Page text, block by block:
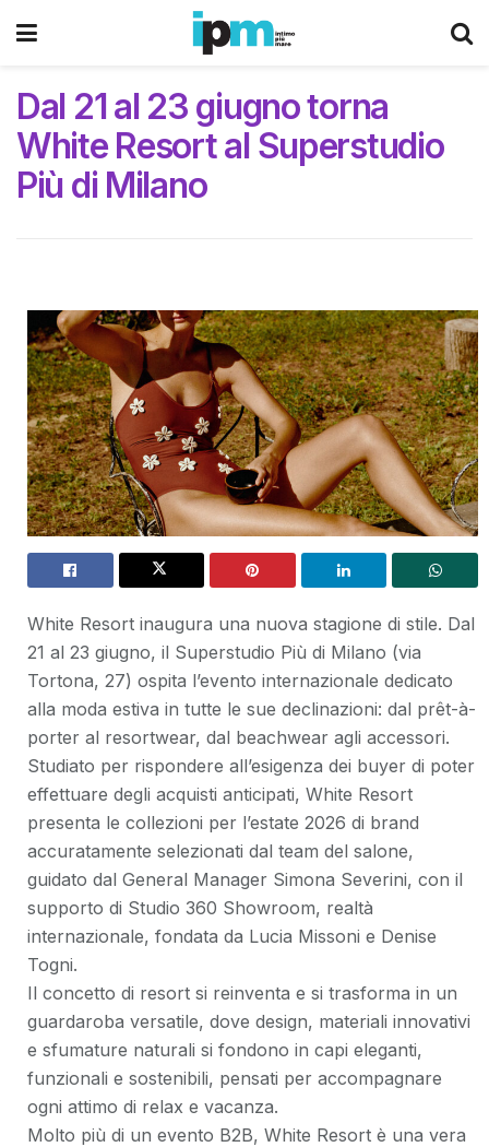
Dal 21 al 23 giugno torna
White Resort al Superstudio
Più di Milano
White Resort inaugura una nuova stagione di stile. Dal
21 al 23 giugno, il Superstudio Più di Milano (via
Tortona, 27) ospita l’evento internazionale dedicato
alla moda estiva in tutte le sue declinazioni: dal prêt-à-
porter al resortwear, dal beachwear agli accessori.
Studiato per rispondere all’esigenza dei buyer di poter
effettuare degli acquisti anticipati, White Resort
presenta le collezioni per l’estate 2026 di brand
accuratamente selezionati dal team del salone,
guidato dal General Manager Simona Severini, con il
supporto di Studio 360 Showroom, realtà
internazionale, fondata da Lucia Missoni e Denise
Togni.
Il concetto di resort si reinventa e si trasforma in un
guardaroba versatile, dove design, materiali innovativi
e sfumature naturali si fondono in capi eleganti,
funzionali e sostenibili, pensati per accompagnare
ogni attimo di relax e vacanza.
Molto più di un evento B2B, White Resort è una vera